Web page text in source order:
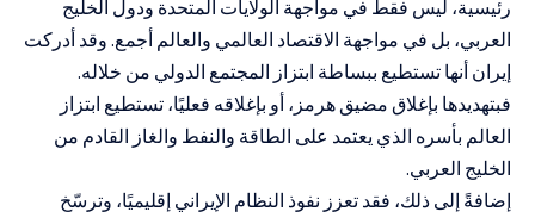
رئيسية، ليس فقط في مواجهة الولايات المتحدة ودول الخليج
العربي، بل في مواجهة الاقتصاد العالمي والعالم أجمع. وقد أدركت
إيران أنها تستطيع ببساطة ابتزاز المجتمع الدولي من خلاله.
فبتهديدها بإغلاق مضيق هرمز، أو بإغلاقه فعليًا، تستطيع ابتزاز
العالم بأسره الذي يعتمد على الطاقة والنفط والغاز القادم من
الخليج العربي.
إضافةً إلى ذلك، فقد تعزز نفوذ النظام الإيراني إقليميًا، وترسّخ